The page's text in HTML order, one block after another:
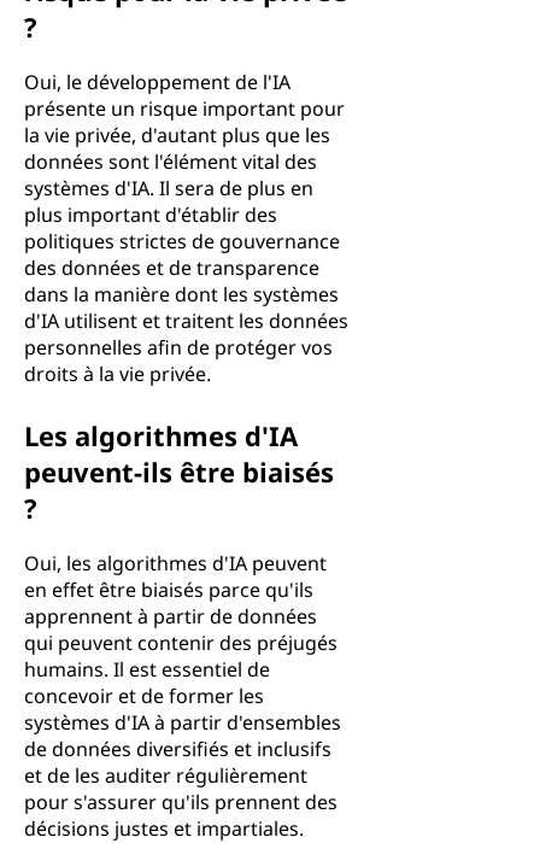
?
Oui, le développement de l'IA
présente un risque important pour
la vie privée, d'autant plus que les
données sont l'élément vital des
systèmes d'IA. Il sera de plus en
plus important d'établir des
politiques strictes de gouvernance
des données et de transparence
dans la manière dont les systèmes
d'IA utilisent et traitent les données
personnelles afin de protéger vos
droits à la vie privée.
Les algorithmes d'IA
peuvent-ils être biaisés
?
Oui, les algorithmes d'IA peuvent
en effet être biaisés parce qu'ils
apprennent à partir de données
qui peuvent contenir des préjugés
humains. Il est essentiel de
concevoir et de former les
systèmes d'IA à partir d'ensembles
de données diversifiés et inclusifs
et de les auditer régulièrement
pour s'assurer qu'ils prennent des
décisions justes et impartiales.